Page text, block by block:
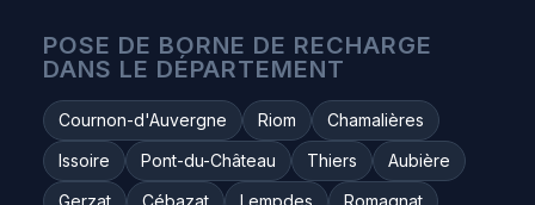
POSE DE BORNE DE RECHARGE
DANS LE DÉPARTEMENT
Cournon-d'Auvergne Riom
Chamalières
Issoire
Pont-du-Château Thiers
Aubière
Gerzat
Cébazat Lempdes
Romagnat